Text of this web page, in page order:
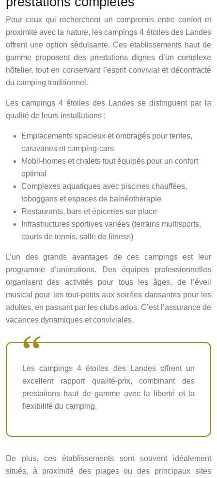
Pour ceux qui recherchent un compromis entre confort et
proximité avec la nature, les campings 4 étoiles des Landes
offrent une option séduisante. Ces établissements haut de
gamme proposent des prestations dignes d’un complexe
hôtelier, tout en conservant l’esprit convivial et décontracté
du camping traditionnel.
Les campings 4 étoiles des Landes se distinguent par la
qualité de leurs installations :
Emplacements spacieux et ombragés pour tentes,
caravanes et camping-cars
Mobil-homes et chalets tout équipés pour un confort
optimal
Complexes aquatiques avec piscines chauffées,
toboggans et espaces de balnéothérapie
Restaurants, bars et épiceries sur place
Infrastructures sportives variées (terrains multisports,
courts de tennis, salle de fitness)
L’un des grands avantages de ces campings est leur
programme d’animations. Des équipes professionnelles
organisent des activités pour tous les âges, de l’éveil
musical pour les tout-petits aux soirées dansantes pour les
adultes, en passant par les clubs ados. C’est l’assurance de
vacances dynamiques et conviviales.
Les campings 4 étoiles des Landes offrent un
excellent rapport qualité-prix, combinant des
prestations haut de gamme avec la liberté et la
flexibilité du camping.
De plus, ces établissements sont souvent idéalement
situés, à proximité des plages ou des principaux sites